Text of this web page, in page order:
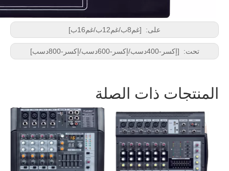
على: [غم8ب/غم12ب/غم16ب]
تحت: [إكسر-400دسب/إكسر-600دسب/إكسر-800دسب]
المنتجات ذات الصلة